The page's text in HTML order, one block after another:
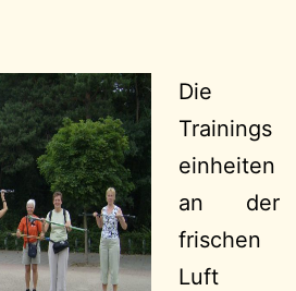
Die
Trainings
einheiten
an der
frischen
Luft